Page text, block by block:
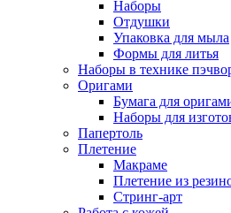
Наборы
Отдушки
Упаковка для мыла
Формы для литья
Наборы в технике
Оригами
Бумага для
Наборы для
Папертоль
Плетение
Макраме
Плетение из
Стринг-арт